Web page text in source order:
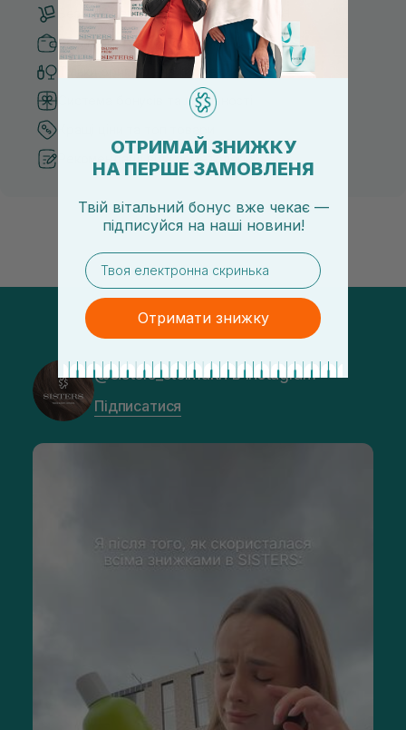
Безкоштовна доставка від 3000 UAH
Безпечні способи оплати
Тільки оригінальна косметика
Система бонусів та лояльності
Рекомендації від косметологів
@sisters_stelmakh в Instagram
Підписатися
ОТРИМАЙ ЗНИЖКУ
НА ПЕРШЕ ЗАМОВЛЕНЯ
Твій вітальний бонус вже чекає —
підписуйся на наші новини!
email
Отримати знижку